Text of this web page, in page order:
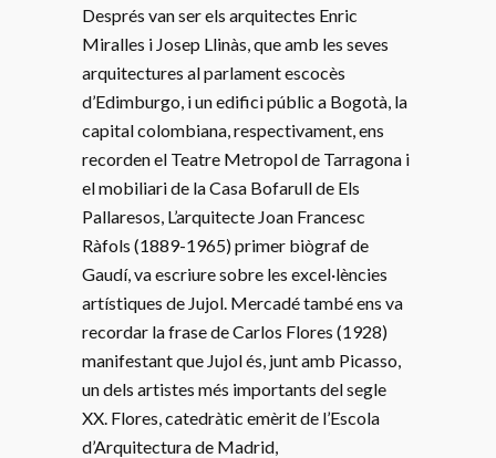
Després van ser els arquitectes Enric
Miralles i Josep Llinàs, que amb les seves
arquitectures al parlament escocès
d’Edimburgo, i un edifici públic a Bogotà, la
capital colombiana, respectivament, ens
recorden el Teatre Metropol de Tarragona i
el mobiliari de la Casa Bofarull de Els
Pallaresos, L’arquitecte Joan Francesc
Ràfols (1889-1965) primer biògraf de
Gaudí, va escriure sobre les excel·lències
artístiques de Jujol. Mercadé també ens va
recordar la frase de Carlos Flores (1928)
manifestant que Jujol és, junt amb Picasso,
un dels artistes més importants del segle
XX. Flores, catedràtic emèrit de l’Escola
d’Arquitectura de Madrid,